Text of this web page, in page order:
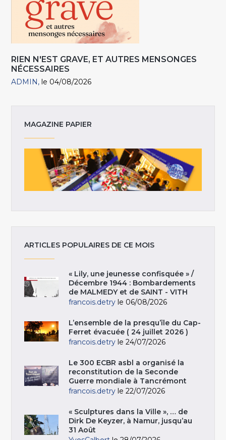
RIEN N'EST GRAVE, ET AUTRES MENSONGES
NÉCESSAIRES
ADMIN le 04/08/2026
MAGAZINE PAPIER
ARTICLES POPULAIRES DE CE MOIS
« Lily, une jeunesse confisquée » /
Décembre 1944 : Bombardements
de MALMEDY et de SAINT - VITH
francois.detry le 06/08/2026
L’ensemble de la presqu’île du Cap-
Ferret évacuée ( 24 juillet 2026 )
francois.detry le 24/07/2026
Le 300 ECBR asbl a organisé la
reconstitution de la Seconde
Guerre mondiale à Tancrémont
francois.detry le 22/07/2026
« Sculptures dans la Ville », … de
Dirk De Keyzer, à Namur, jusqu’au
31 Août